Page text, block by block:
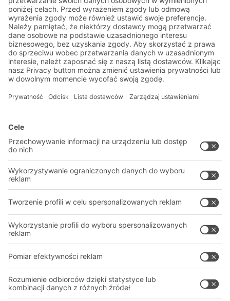
Aktualności magazynowe i
logistyczne
Ekskluzywne rabaty
Innowacje
Zapisz się do newslettera
Rozwiązania
Rozwiązania intralogistyczne
Systemy pojemników
Systemy regałów
Nasze usługi
PROFESJONALNY MAGAZYN
SYSTEMY MAGAZYNOWE
Pliki do pobrania
Firma
O firmie
Śledź nas